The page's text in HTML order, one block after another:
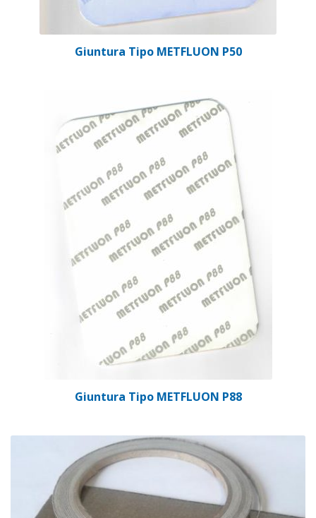
Giuntura Tipo METFLUON P50
Giuntura Tipo METFLUON P88